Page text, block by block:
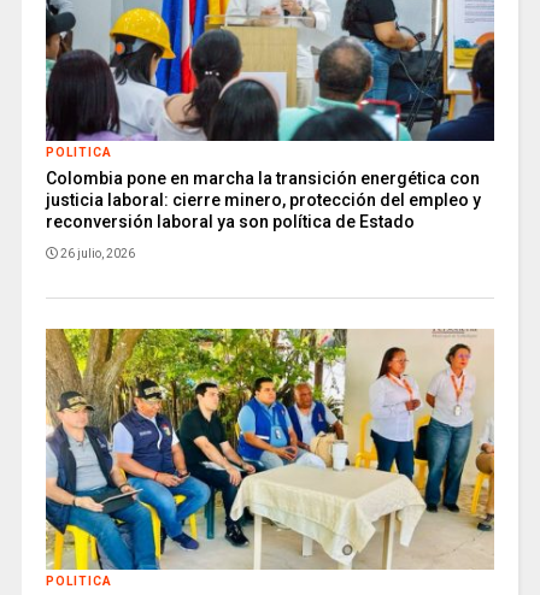
POLITICA
Colombia pone en marcha la transición energética con
justicia laboral: cierre minero, protección del empleo y
reconversión laboral ya son política de Estado
26 julio, 2026
POLITICA